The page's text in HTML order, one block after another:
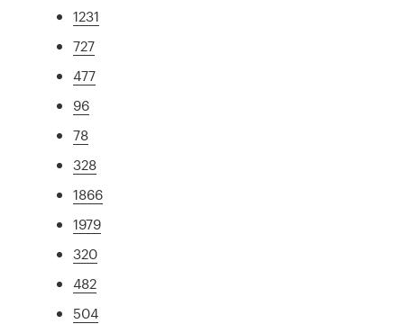
1231
727
477
96
78
328
1866
1979
320
482
504